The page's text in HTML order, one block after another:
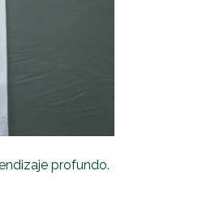
profundo.